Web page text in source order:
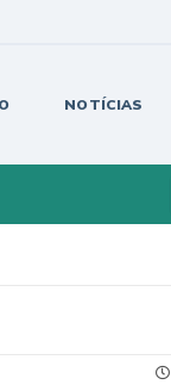
NOTÍCIAS